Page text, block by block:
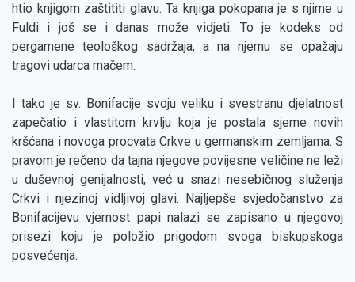
htio knjigom zaštititi glavu. Ta knjiga pokopana je s njime u
Fuldi i još se i danas može vidjeti. To je kodeks od
pergamene teološkog sadržaja, a na njemu se opažaju
tragovi udarca mačem.
I tako je sv. Bonifacije svoju veliku i svestranu djelatnost
zapečatio i vlastitom krvlju koja je postala sjeme novih
kršćana i novoga procvata Crkve u germanskim zemljama. S
pravom je rečeno da tajna njegove povijesne veličine ne leži
u duševnoj genijalnosti, već u snazi nesebičnog služenja
Crkvi i njezinoj vidljivoj glavi. Najljepše svjedočanstvo za
Bonifacijevu vjernost papi nalazi se zapisano u njegovoj
prisezi koju je položio prigodom svoga biskupskoga
posvećenja.